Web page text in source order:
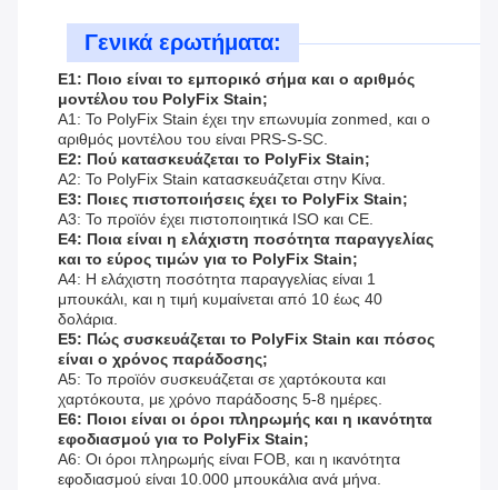
Γενικά ερωτήματα:
Ε1: Ποιο είναι το εμπορικό σήμα και ο αριθμός
μοντέλου του PolyFix Stain;
Α1: Το PolyFix Stain έχει την επωνυμία zonmed, και ο
αριθμός μοντέλου του είναι PRS-S-SC.
Ε2: Πού κατασκευάζεται το PolyFix Stain;
Α2: Το PolyFix Stain κατασκευάζεται στην Κίνα.
Ε3: Ποιες πιστοποιήσεις έχει το PolyFix Stain;
Α3: Το προϊόν έχει πιστοποιητικά ISO και CE.
Ε4: Ποια είναι η ελάχιστη ποσότητα παραγγελίας
και το εύρος τιμών για το PolyFix Stain;
Α4: Η ελάχιστη ποσότητα παραγγελίας είναι 1
μπουκάλι, και η τιμή κυμαίνεται από 10 έως 40
δολάρια.
Ε5: Πώς συσκευάζεται το PolyFix Stain και πόσος
είναι ο χρόνος παράδοσης;
Α5: Το προϊόν συσκευάζεται σε χαρτόκουτα και
χαρτόκουτα, με χρόνο παράδοσης 5-8 ημέρες.
Ε6: Ποιοι είναι οι όροι πληρωμής και η ικανότητα
εφοδιασμού για το PolyFix Stain;
Α6: Οι όροι πληρωμής είναι FOB, και η ικανότητα
εφοδιασμού είναι 10.000 μπουκάλια ανά μήνα.